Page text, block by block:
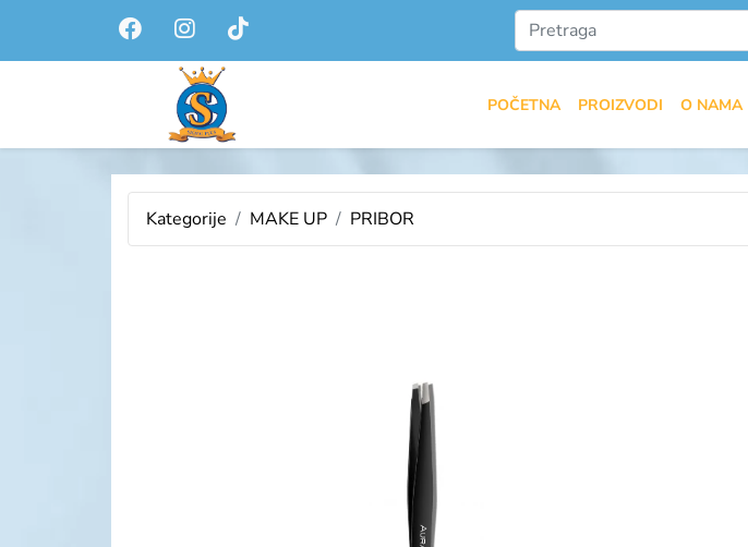
POČETNA PROIZVODI O NAMA
Kategorije MAKE UP PRIBOR